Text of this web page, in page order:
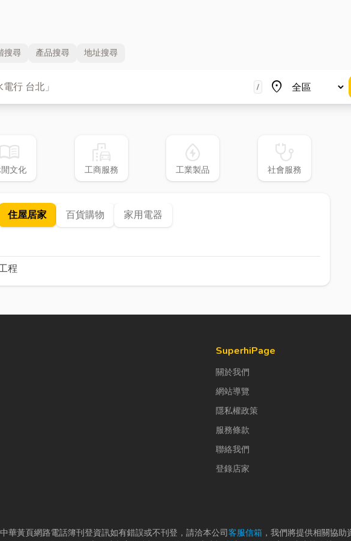
搜尋 產品搜尋 地址搜尋
/ place
地區
menu_book
文化
emoji_transportation
工商服務
water_ec
工業製品
stethoscope
社會服務
住屋居家 百貨購物 家用電器
程
SuperhiPage
關於我們
網站導覽
隱私權政策
服務條款
聯絡我們
登錄店家
中華黃頁網路電話簿刊登資訊如有錯誤或不刊登，請洽本公司客服信箱 ，我們將提供相關協助